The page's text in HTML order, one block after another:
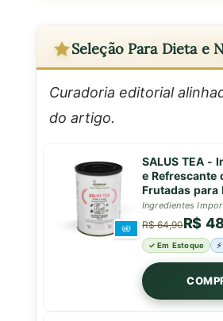
Seleção Para Dieta e
Curadoria editorial
do artigo.
SALUS TEA -
e Refrescante
Frutadas para
com Vitalidade
Lata - 50g
Ingredientes
R$ 64,90R$
✓ Em Estoque